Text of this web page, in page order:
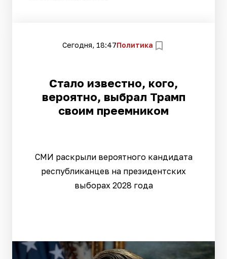
Сегодня, 18:47Политика
Стало известно, кого,
вероятно, выбрал Трамп
своим преемником
СМИ раскрыли вероятного кандидата
республиканцев на президентских
выборах 2028 года